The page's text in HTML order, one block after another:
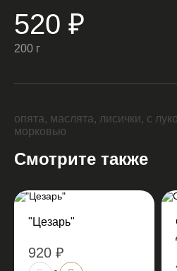
520 ₽
200 г
опята, маслята, лисички, с
морковью
Смотрите также
"Цезарь"
920 ₽